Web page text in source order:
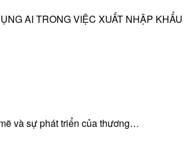
AI TRONG VIỆC XUẤT NHẬP
và sự phát triển của thương…